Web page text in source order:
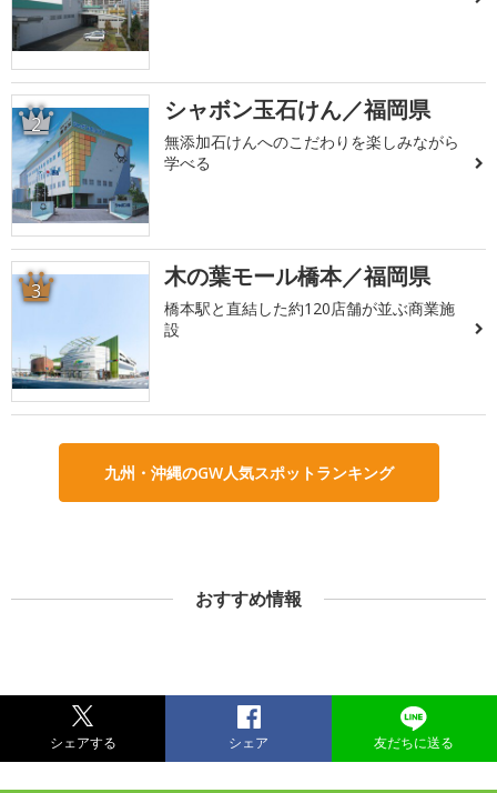
2 シャボン玉石けん／福岡県
無添加石けんへのこだわりを楽しみながら
学べる
3 木の葉モール橋本／福岡県
橋本駅と直結した約120店舗が並ぶ商業施
設
九州・沖縄のGW人気スポットランキング
おすすめ情報
シェアする シェア 友だちに送る